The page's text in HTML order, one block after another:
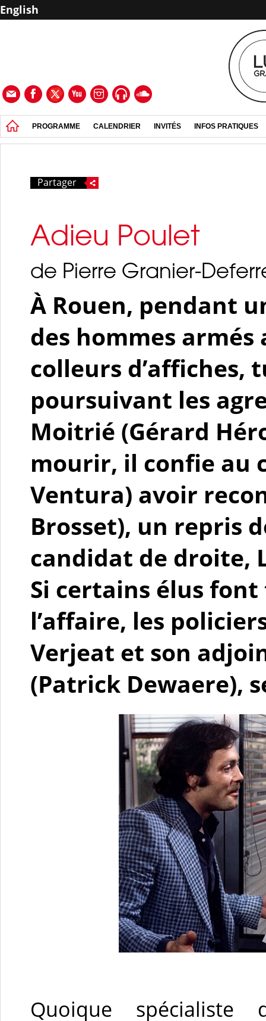
English
PROGRAMME CALENDRIER INVITÉS INFOS PRATIQUES
Partager
Adieu Poulet
de Pierre Granier-
À Rouen, pendant
des hommes
colleurs d’affiches,
poursuivant les
Moitrié (Gérard
mourir, il confie au
Ventura) avoir
Brosset), un repris
candidat de droite,
Si certains élus
l’affaire, les
Verjeat et son
(Patrick Dewaere),
Quoique